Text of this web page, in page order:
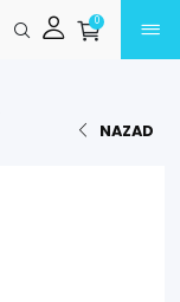
0
NAZAD